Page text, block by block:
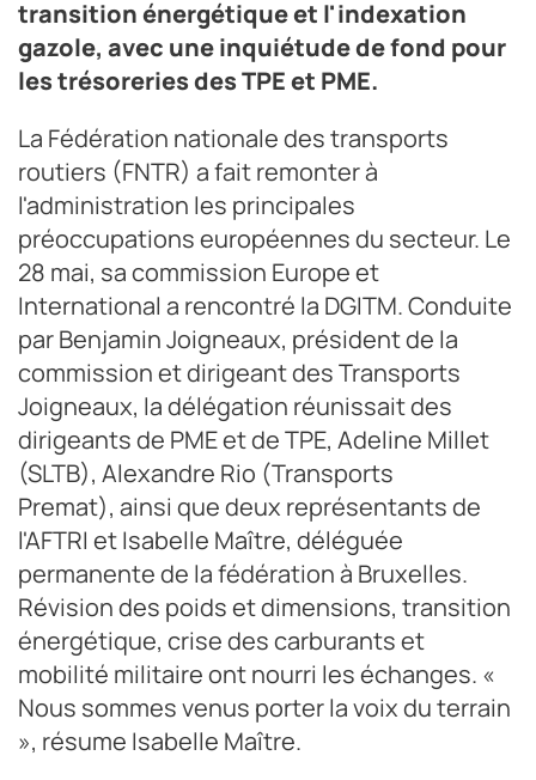
transition énergétique et l'indexation
gazole, avec une inquiétude de fond pour
les trésoreries des TPE et PME.
La Fédération nationale des transports
routiers (FNTR) a fait remonter à
l'administration les principales
préoccupations européennes du secteur. Le
28 mai, sa commission Europe et
International a rencontré la DGITM. Conduite
par Benjamin Joigneaux, président de la
commission et dirigeant des Transports
Joigneaux, la délégation réunissait des
dirigeants de PME et de TPE, Adeline Millet
(SLTB), Alexandre Rio (Transports
Premat), ainsi que deux représentants de
l'AFTRI et Isabelle Maître, déléguée
permanente de la fédération à Bruxelles.
Révision des poids et dimensions, transition
énergétique, crise des carburants et
mobilité militaire ont nourri les échanges. «
Nous sommes venus porter la voix du terrain
», résume Isabelle Maître.